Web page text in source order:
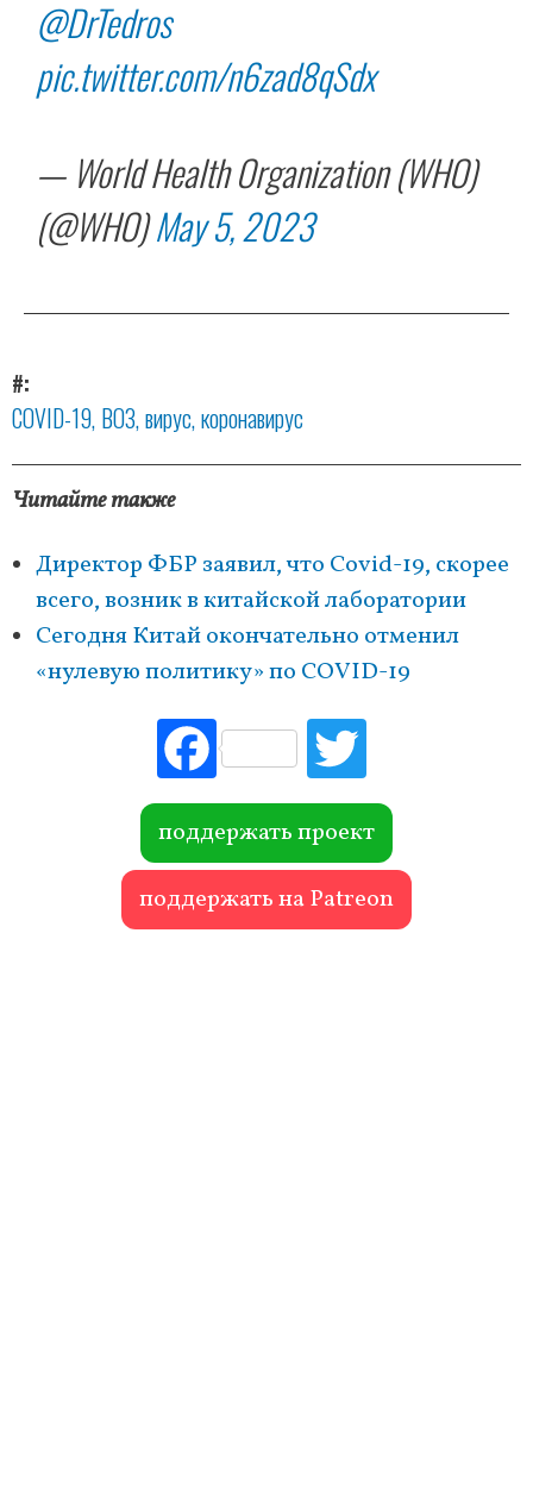
@DrTedros
pic.twitter.com/n6zad8qSdx
— World Health Organization (WHO)
(@WHO)May 5, 2023
#
COVID-19 ВОЗ вирус коронавирус
Читайте также
Директор ФБР заявил, что Covid-19, скорее
всего, возник в китайской лаборатории
Сегодня Китай окончательно отменил
«нулевую политику» по COVID-19
Fac
ebo
ok r
поддержать проект
поддержать на Patreon